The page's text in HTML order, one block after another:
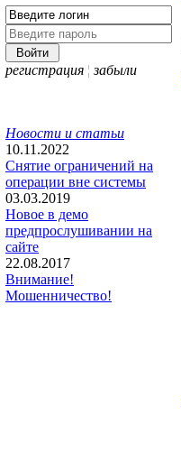
регистрация ¦ забыли
Новости и статьи
10.11.2022
Снятие ограничений на
операции вне системы
03.03.2019
Новое в демо
предпрослушивании на
сайте
22.08.2017
Внимание!
Мошенничество!